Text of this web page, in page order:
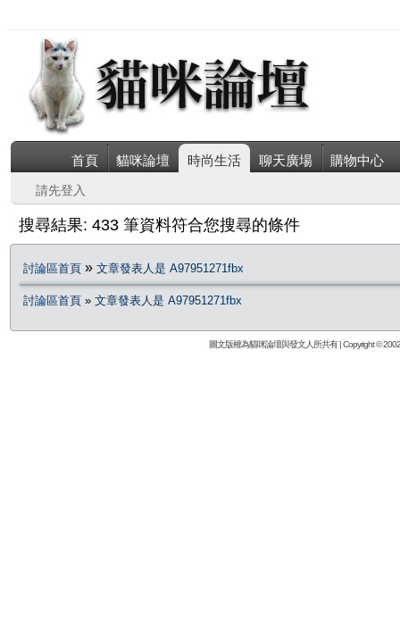
首頁 貓咪論壇 時尚生活 聊天廣場 購物中心
請先登入
搜尋結果: 433 筆資料符合您搜尋的條件
討論區首頁 » 文章發表人是 A97951271fbx
討論區首頁 » 文章發表人是 A97951271fbx
圖文版權為貓咪論壇與發文人所共有 | Copyright ©